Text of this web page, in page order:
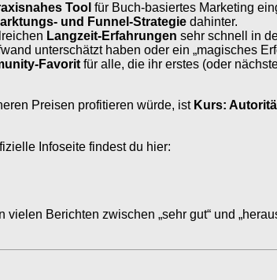
Tool für Buch-basiertes Marketing
und Funnel-Strategie dahinter.
Langzeit-Erfahrungen sehr schnell in
unterschätzt haben oder ein „magisches
Favorit für alle, die ihr erstes (oder
Preisen profitieren würde, ist Kurs:
Infoseite findest du hier:
vielen Berichten zwischen „sehr gut“ und